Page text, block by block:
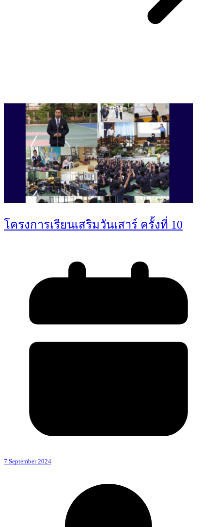
โครงการเรียนเสริมวันเสาร์ ครั้งที่ 10
7 September 2024